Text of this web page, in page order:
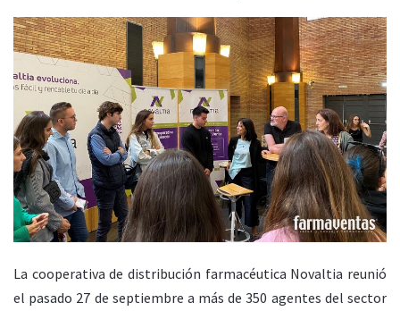
La cooperativa de distribución farmacéutica Novaltia reunió
el pasado 27 de septiembre a más de 350 agentes del sector